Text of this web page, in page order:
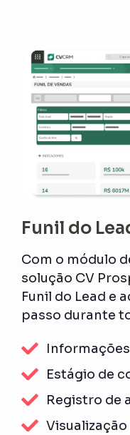
Funil do
Com o módulo
solução CV
Funil do Lead e
passo durante
Estágio de
Registro de